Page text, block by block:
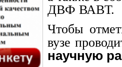
ДВФ ВАВТ.
Чтобы
вузе
научную